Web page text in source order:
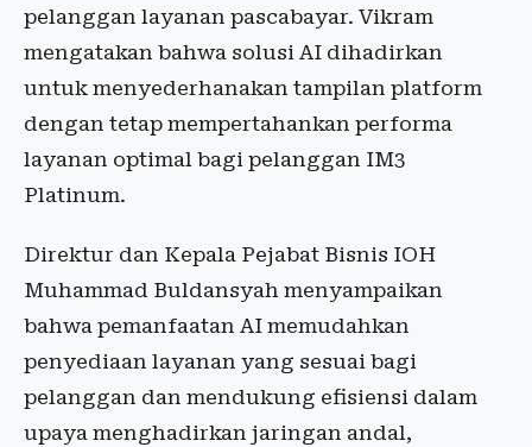
pelanggan layanan pascabayar. Vikram
mengatakan bahwa solusi AI dihadirkan
untuk menyederhanakan tampilan platform
dengan tetap mempertahankan performa
layanan optimal bagi pelanggan IM3
Platinum.
Direktur dan Kepala Pejabat Bisnis IOH
Muhammad Buldansyah menyampaikan
bahwa pemanfaatan AI memudahkan
penyediaan layanan yang sesuai bagi
pelanggan dan mendukung efisiensi dalam
upaya menghadirkan jaringan andal,